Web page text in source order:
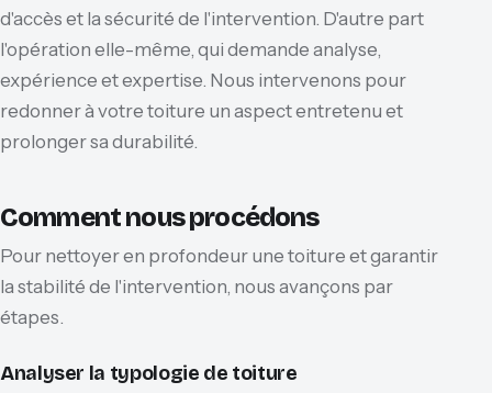
d'accès et la sécurité de l'intervention. D'autre part
l'opération elle-même, qui demande analyse,
expérience et expertise. Nous intervenons pour
redonner à votre toiture un aspect entretenu et
prolonger sa durabilité.
Comment nous procédons
Pour nettoyer en profondeur une toiture et garantir
la stabilité de l'intervention, nous avançons par
étapes.
Analyser la typologie de toiture